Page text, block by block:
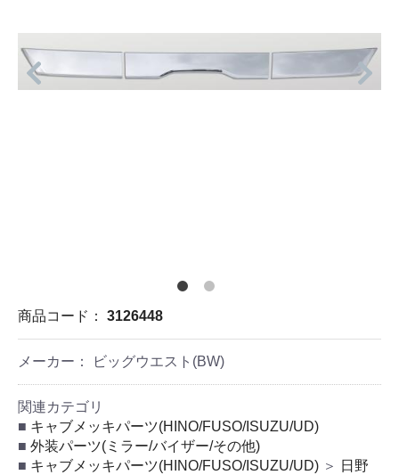
商品コード： 3126448
メーカー： ビッグウエスト(BW)
関連カテゴリ
キャブメッキパーツ(HINO/FUSO/ISUZU/UD)
外装パーツ(ミラー/バイザー/その他)
キャブメッキパーツ(HINO/FUSO/ISUZU/UD) ＞
日野